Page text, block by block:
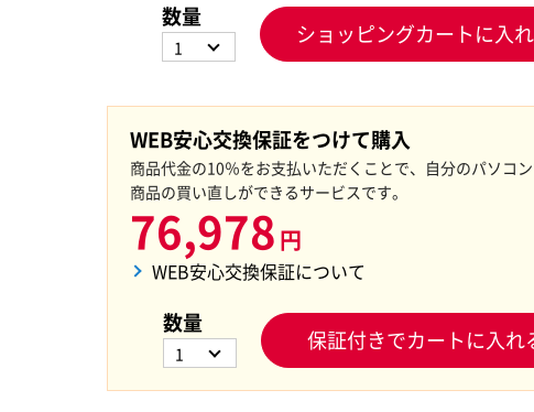
数量
1 ショッピングカートに入
WEB安心交換保証をつけて購入
商品代金の10％をお支払いただくことで、自分のパソコ
商品の買い直しができるサービスです。
76,978 円
WEB安心交換保証について
数量
1 保証付きでカートに入れ